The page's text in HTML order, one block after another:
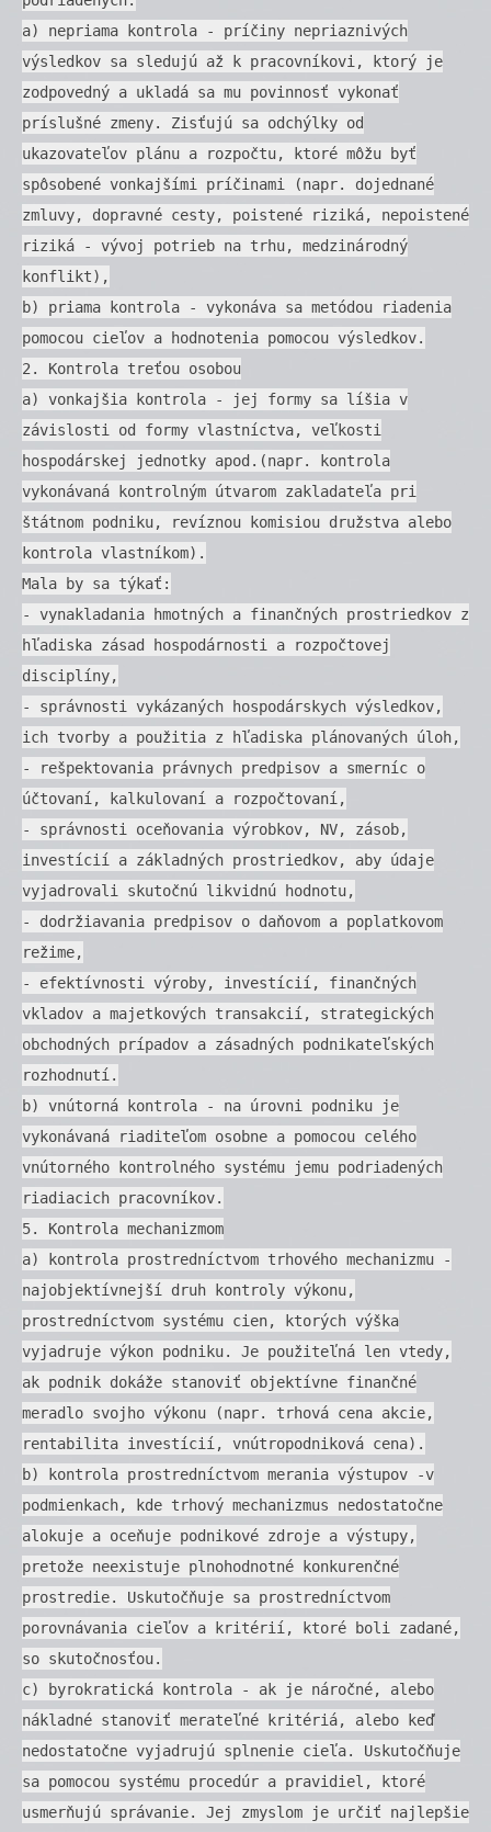
a) nepriama kontrola - príčiny nepriaznivých
výsledkov sa sledujú až k pracovníkovi, ktorý je
zodpovedný a ukladá sa mu povinnosť vykonať
príslušné zmeny. Zisťujú sa odchýlky od
ukazovateľov plánu a rozpočtu, ktoré môžu byť
spôsobené vonkajšími príčinami (napr. dojednané
zmluvy, dopravné cesty, poistené riziká, nepoistené
riziká - vývoj potrieb na trhu, medzinárodný
konflikt),
b) priama kontrola - vykonáva sa metódou riadenia
pomocou cieľov a hodnotenia pomocou výsledkov.
2. Kontrola treťou osobou
a) vonkajšia kontrola - jej formy sa líšia v
závislosti od formy vlastníctva, veľkosti
hospodárskej jednotky apod.(napr. kontrola
vykonávaná kontrolným útvarom zakladateľa pri
štátnom podniku, revíznou komisiou družstva alebo
kontrola vlastníkom).
Mala by sa týkať:
- vynakladania hmotných a finančných prostriedkov z
hľadiska zásad hospodárnosti a rozpočtovej
disciplíny,
- správnosti vykázaných hospodárskych výsledkov,
ich tvorby a použitia z hľadiska plánovaných úloh,
- rešpektovania právnych predpisov a smerníc o
účtovaní, kalkulovaní a rozpočtovaní,
- správnosti oceňovania výrobkov, NV, zásob,
investícií a základných prostriedkov, aby údaje
vyjadrovali skutočnú likvidnú hodnotu,
- dodržiavania predpisov o daňovom a poplatkovom
režime,
- efektívnosti výroby, investícií, finančných
vkladov a majetkových transakcií, strategických
obchodných prípadov a zásadných podnikateľských
rozhodnutí.
b) vnútorná kontrola - na úrovni podniku je
vykonávaná riaditeľom osobne a pomocou celého
vnútorného kontrolného systému jemu podriadených
riadiacich pracovníkov.
5. Kontrola mechanizmom
a) kontrola prostredníctvom trhového mechanizmu -
najobjektívnejší druh kontroly výkonu,
prostredníctvom systému cien, ktorých výška
vyjadruje výkon podniku. Je použiteľná len vtedy,
ak podnik dokáže stanoviť objektívne finančné
meradlo svojho výkonu (napr. trhová cena akcie,
rentabilita investícií, vnútropodniková cena).
b) kontrola prostredníctvom merania výstupov -v
podmienkach, kde trhový mechanizmus nedostatočne
alokuje a oceňuje podnikové zdroje a výstupy,
pretože neexistuje plnohodnotné konkurenčné
prostredie. Uskutočňuje sa prostredníctvom
porovnávania cieľov a kritérií, ktoré boli zadané,
so skutočnosťou.
c) byrokratická kontrola - ak je náročné, alebo
nákladné stanoviť merateľné kritériá, alebo keď
nedostatočne vyjadrujú splnenie cieľa. Uskutočňuje
sa pomocou systému procedúr a pravidiel, ktoré
usmerňujú správanie. Jej zmyslom je určiť najlepšie